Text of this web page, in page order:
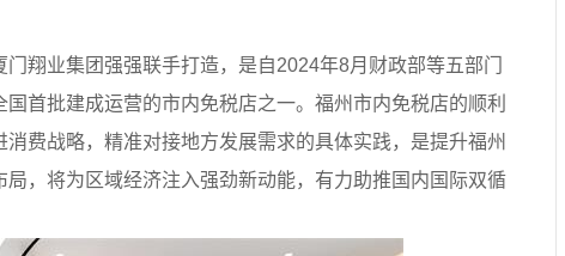
翔业集团强强联手打造，是自2024年8月财政部等五部门
首批建成运营的市内免税店之一。福州市内免税店的顺利
费战略，精准对接地方发展需求的具体实践，是提升福州
，将为区域经济注入强劲新动能，有力助推国内国际双循